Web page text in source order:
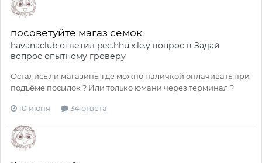
посоветуйте магаз семок
havanaclub ответил pec.hhu.x.le.y вопрос в Задай
вопрос опытному гроверу
Остались ли магазины где можно наличкой оплачивать при
подъёме посылок ? Или только юмани через терминал ?
10 июня 34 ответа